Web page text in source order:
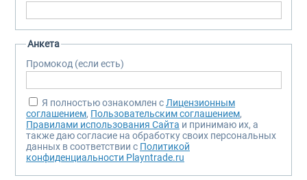
Анкета
Промокод (если есть)
Я полностью ознакомлен с Лицензионным
соглашением, Пользовательским соглашением,
Правилами использования Сайта и принимаю их, а
также даю согласие на обработку своих персональных
данных в соответствии с Политикой
конфиденциальности Playntrade.ru